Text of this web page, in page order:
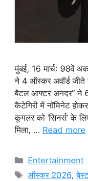
मुंबई, 16 मार्च: 98वें
ने 4 ऑस्कर अवॉर्ड जीते
बैटल आफ्टर अनदर” ने 6
कैटेगिरी में नॉमिनेट
कूगलर को ‘सिनर्स’ के
मिला, … Read more
Categories
Entertainment
Tags
ऑस्कर 2026,